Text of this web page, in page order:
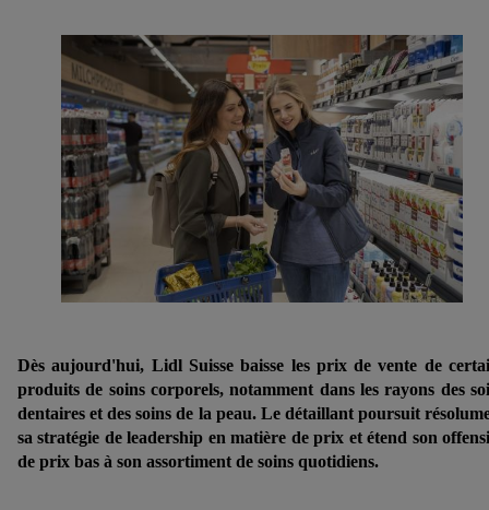
Dès aujourd'hui, Lidl Suisse baisse les prix de vente de
produits de soins corporels, notamment dans les rayons des
dentaires et des soins de la peau. Le détaillant poursuit
sa stratégie de leadership en matière de prix et étend son
de prix bas à son assortiment de soins quotidiens.